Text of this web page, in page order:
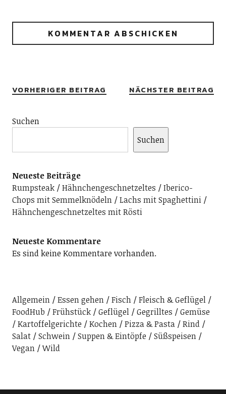
VORHERIGER BEITRAG NÄCHSTER BEITRAG
Suchen
Suchen
Neueste Beiträge
Rumpsteak
Hähnchengeschnetzeltes
Iberico-
Chops mit Semmelknödeln
Lachs mit Spaghettini
Hähnchengeschnetzeltes mit Rösti
Neueste Kommentare
Es sind keine Kommentare vorhanden.
Allgemein Essen gehen Fisch
Fleisch & Geflügel
FoodHub
Frühstück Geflügel Gegrilltes
Gemüse
Kartoffelgerichte
Kochen Pizza & Pasta
Rind
Salat
Schwein Suppen & Eintöpfe
Süßspeisen
Vegan
Wild